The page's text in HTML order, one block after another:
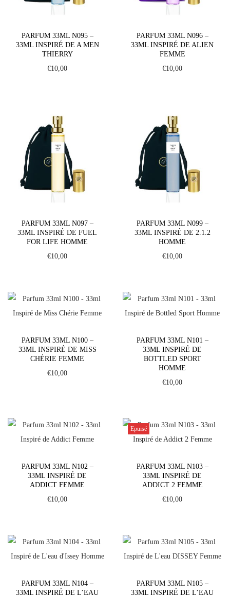
PARFUM 33ML N095 –
33ML INSPIRÉ DE A MEN
THIERRY
€10,00
PARFUM 33ML N096 –
33ML INSPIRÉ DE ALIEN
FEMME
€10,00
PARFUM 33ML N097 –
33ML INSPIRÉ DE FUEL
FOR LIFE HOMME
€10,00
PARFUM 33ML N099 –
33ML INSPIRÉ DE 2.1.2
HOMME
€10,00
PARFUM 33ML N100 –
33ML INSPIRÉ DE MISS
CHÉRIE FEMME
€10,00
PARFUM 33ML N101 –
33ML INSPIRÉ DE
BOTTLED SPORT
HOMME
€10,00
PARFUM 33ML N102 –
33ML INSPIRÉ DE
ADDICT FEMME
€10,00
Epuisé
PARFUM 33ML N103 –
33ML INSPIRÉ DE
ADDICT 2 FEMME
€10,00
PARFUM 33ML N104 –
33ML INSPIRÉ DE L’EAU
PARFUM 33ML N105 –
33ML INSPIRÉ DE L’EAU